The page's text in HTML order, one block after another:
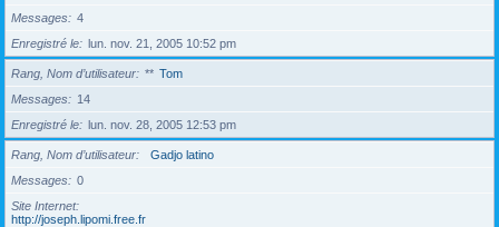
Messages
4
Enregistré le
lun. nov. 21, 2005 10:52 pm
Rang, Nom d’utilisateur ** Tom
Messages
14
Enregistré le
lun. nov. 28, 2005 12:53 pm
Rang, Nom d’utilisateur
Gadjo latino
Messages
0
Site Internet
http://joseph.lipomi.free.fr